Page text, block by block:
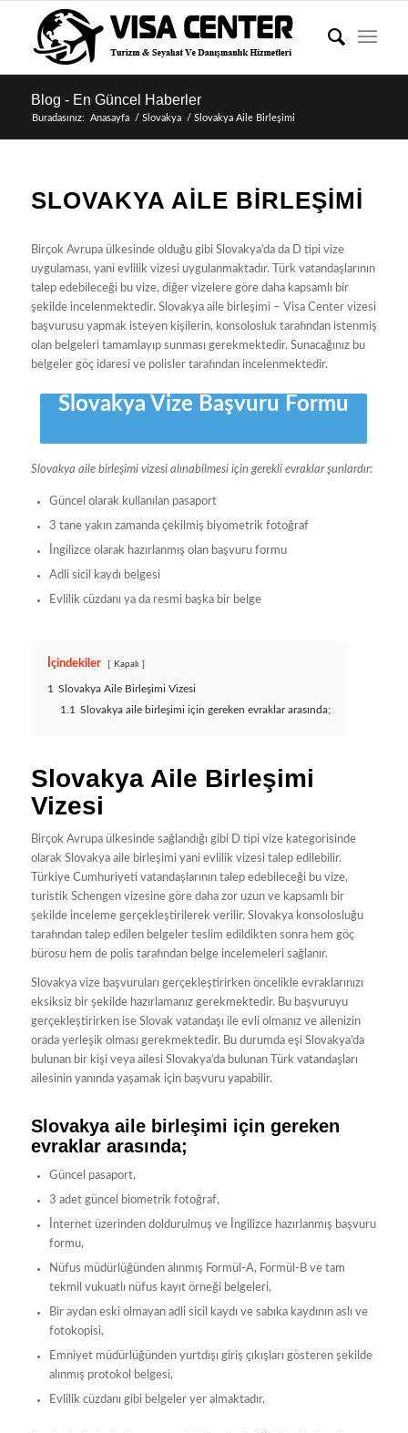
Blog - En Güncel Haberler
Buradasınız: Anasayfa / Slovakya / Slovakya Aile Birleşimi
SLOVAKYA AILE BIRLEŞIMI
Birçok Avrupa ülkesinde olduğu gibi Slovakya’da da D tipi vize
uygulaması, yani evlilik vizesi uygulanmaktadır. Türk vatandaşlarının
talep edebileceği bu vize, diğer vizelere göre daha kapsamlı bir
şekilde incelenmektedir. Slovakya aile birleşimi – Visa Center vizesi
başvurusu yapmak isteyen kişilerin, konsolosluk tarafından istenmiş
olan belgeleri tamamlayıp sunması gerekmektedir. Sunacağınız bu
belgeler göç idaresi ve polisler tarafından incelenmektedir.
Slovakya Vize Başvuru Formu
Slovakya aile birleşimi vizesi alınabilmesi için gerekli evraklar şunlardır:
Güncel olarak kullanılan pasaport
3 tane yakın zamanda çekilmiş biyometrik fotoğraf
İngilizce olarak hazırlanmış olan başvuru formu
Adli sicil kaydı belgesi
Evlilik cüzdanı ya da resmi başka bir belge
İçindekiler Kapalı
1 Slovakya Aile Birleşimi Vizesi
1.1 Slovakya aile birleşimi için gereken evraklar arasında;
Slovakya Aile Birleşimi
Vizesi
Birçok Avrupa ülkesinde sağlandığı gibi D tipi vize kategorisinde
olarak Slovakya aile birleşimi yani evlilik vizesi talep edilebilir.
Türkiye Cumhuriyeti vatandaşlarının talep edebileceği bu vize,
turistik Schengen vizesine göre daha zor uzun ve kapsamlı bir
şekilde inceleme gerçekleştirilerek verilir. Slovakya konsolosluğu
tarafından talep edilen belgeler teslim edildikten sonra hem göç
bürosu hem de polis tarafından belge incelemeleri sağlanır.
Slovakya vize başvuruları gerçekleştirirken öncelikle evraklarınızı
eksiksiz bir şekilde hazırlamanız gerekmektedir. Bu başvuruyu
gerçekleştirirken ise Slovak vatandaşı ile evli olmanız ve ailenizin
orada yerleşik olması gerekmektedir. Bu durumda eşi Slovakya’da
bulunan bir kişi veya ailesi Slovakya’da bulunan Türk vatandaşları
ailesinin yanında yaşamak için başvuru yapabilir.
Slovakya aile birleşimi için gereken
evraklar arasında;
Güncel pasaport,
3 adet güncel biometrik fotoğraf,
İnternet üzerinden doldurulmuş ve İngilizce hazırlanmış başvuru
formu,
Nüfus müdürlüğünden alınmış Formül-A, Formül-B ve tam
tekmil vukuatlı nüfus kayıt örneği belgeleri,
Bir aydan eski olmayan adli sicil kaydı ve sabıka kaydının aslı ve
fotokopisi,
Emniyet müdürlüğünden yurtdışı giriş çıkışları gösteren şekilde
alınmış protokol belgesi,
Evlilik cüzdanı gibi belgeler yer almaktadır.